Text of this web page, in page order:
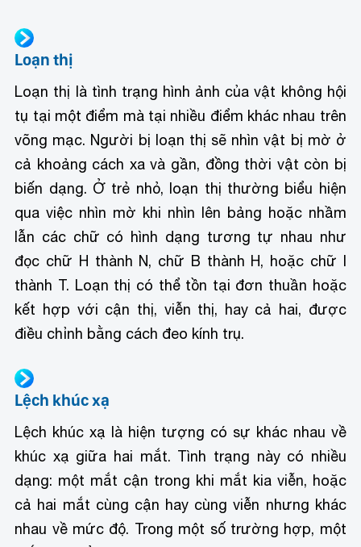
Loạn thị
Loạn thị là tình trạng hình ảnh của vật không hội
tụ tại một điểm mà tại nhiều điểm khác nhau trên
võng mạc. Người bị loạn thị sẽ nhìn vật bị mờ ở
cả khoảng cách xa và gần, đồng thời vật còn bị
biến dạng. Ở trẻ nhỏ, loạn thị thường biểu hiện
qua việc nhìn mờ khi nhìn lên bảng hoặc nhầm
lẫn các chữ có hình dạng tương tự nhau như
đọc chữ H thành N, chữ B thành H, hoặc chữ I
thành T. Loạn thị có thể tồn tại đơn thuần hoặc
kết hợp với cận thị, viễn thị, hay cả hai, được
điều chỉnh bằng cách đeo kính trụ.
Lệch khúc xạ
Lệch khúc xạ là hiện tượng có sự khác nhau về
khúc xạ giữa hai mắt. Tình trạng này có nhiều
dạng: một mắt cận trong khi mắt kia viễn, hoặc
cả hai mắt cùng cận hay cùng viễn nhưng khác
nhau về mức độ. Trong một số trường hợp, một